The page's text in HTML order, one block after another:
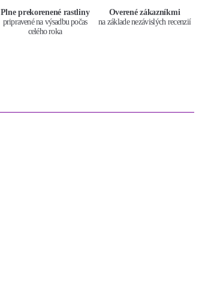
Plne prekorenené rastliny
pripravené na výsadbu počas
celého roka
Overené zákazníkmi
na základe nezávislých recenzií